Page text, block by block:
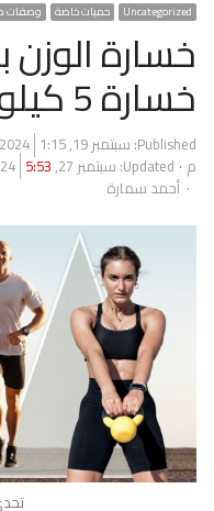
Uncategorized حميات خاصة وصفات
خسارة
خسارة 5 كيلو بعشرة أيام
Published: سبتمبر 19, 2024
1:15
م Updated: سبتمبر 27, 2024 5:53 م
Author
أحمد سمارة